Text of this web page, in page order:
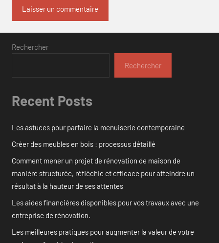
Rechercher
Rechercher
Recent Posts
Les astuces pour parfaire la menuiserie contemporaine
Créer des meubles en bois : processus détaillé
Comment mener un projet de rénovation de maison de
manière structurée, réfléchie et efficace pour atteindre un
résultat à la hauteur de ses attentes
Les aides financières disponibles pour vos travaux avec une
entreprise de rénovation.
Les meilleures pratiques pour augmenter la valeur de votre